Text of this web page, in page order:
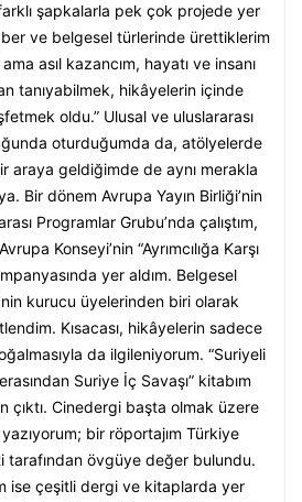
şapkalarla pek çok projede yer
ve belgesel türlerinde ürettiklerim
asıl kazancım, hayatı ve insanı
tanıyabilmek, hikâyelerin içinde
oldu.” Ulusal ve uluslararası
oturduğumda da, atölyelerde
araya geldiğimde de aynı merakla
Bir dönem Avrupa Yayın Birliği’nin
Programlar Grubu’nda çalıştım,
Konseyi’nin “Ayrımcılığa Karşı
yer aldım. Belgesel
kurucu üyelerinden biri olarak
Kısacası, hikâyelerin sadece
da ilgileniyorum. “Suriyeli
Suriye İç Savaşı” kitabım
çıktı. Cinedergi başta olmak üzere
bir röportajım Türkiye
tarafından övgüye değer bulundu.
ise çeşitli dergi ve kitaplarda yer